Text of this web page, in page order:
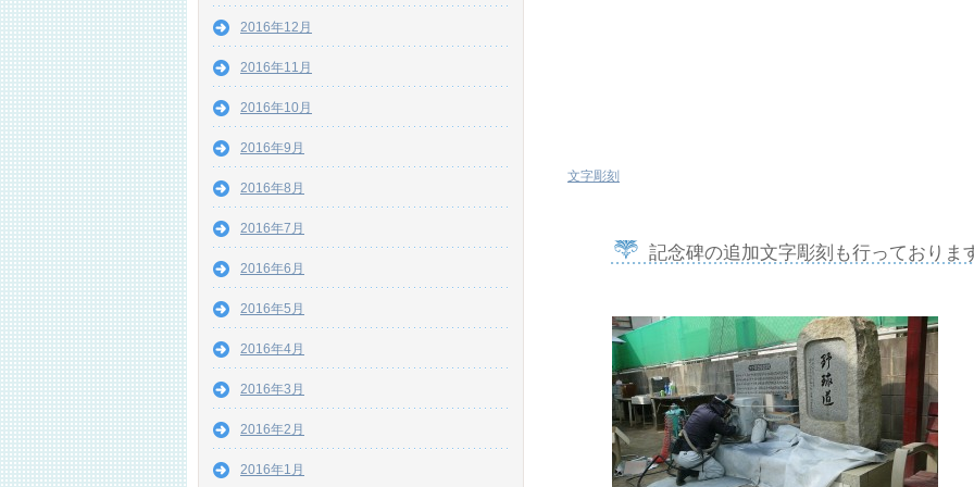
文字彫刻
記念碑の追加文字彫刻も行っておりま
2016年12月
2016年11月
2016年10月
2016年9月
2016年8月
2016年7月
2016年6月
2016年5月
2016年4月
2016年3月
2016年2月
2016年1月